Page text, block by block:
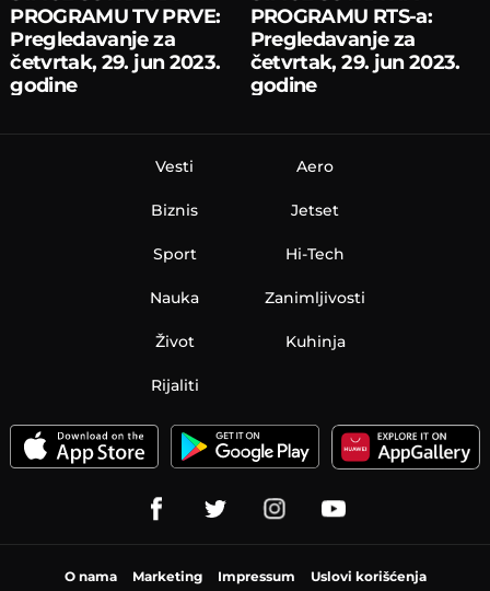
PROGRAMU TV PRVE:
Pregledavanje za
četvrtak, 29. jun 2023.
godine
PROGRAMU RTS-a:
Pregledavanje za
četvrtak, 29. jun 2023.
godine
Vesti
Biznis
Sport
Nauka
Aero
Jetset
Hi-Tech
Zanimljivosti
Život Kuhinja
Rijaliti
O nama Marketing Impressum Uslovi korišćenja